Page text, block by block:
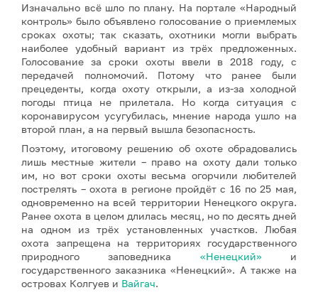
Изначально всё шло по плану. На портале «Народный
контроль» было объявлено голосование о приемлемых
сроках охоты; так сказать, охотники могли выбрать
наиболее удобный вариант из трёх предложенных.
Голосование за сроки охоты ввели в 2018 году, с
передачей полномочий. Потому что ранее были
прецеденты, когда охоту открыли, а из-за холодной
погоды птица не прилетала. Но когда ситуация с
коронавирусом усугубилась, мнение народа ушло на
второй план, а на первый вышла безопасность.
Поэтому, итоговому решению об охоте обрадовались
лишь местные жители – право на охоту дали только
им, но вот сроки охоты весьма огорчили любителей
пострелять – охота в регионе пройдёт с 16 по 25 мая,
одновременно на всей территории Ненецкого округа.
Ранее охота в целом длилась месяц, но по десять дней
на одном из трёх установленных участков. Любая
охота запрещена на территориях государственного
природного заповедника «Ненецкий» и
государственного заказника «Ненецкий». А также на
островах Колгуев и Вайгач.